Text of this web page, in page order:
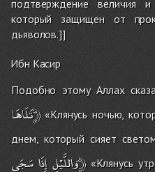
подтверждение величия
который защищен от
дьяволов.]]
Ибн Касир
Подобно этому Аллах
تَلَاهَا﴿«Клянусь ночью,
днем, который сияет
وَاللَّيْلِ إِذَا سَجَى﴿«Клянусь